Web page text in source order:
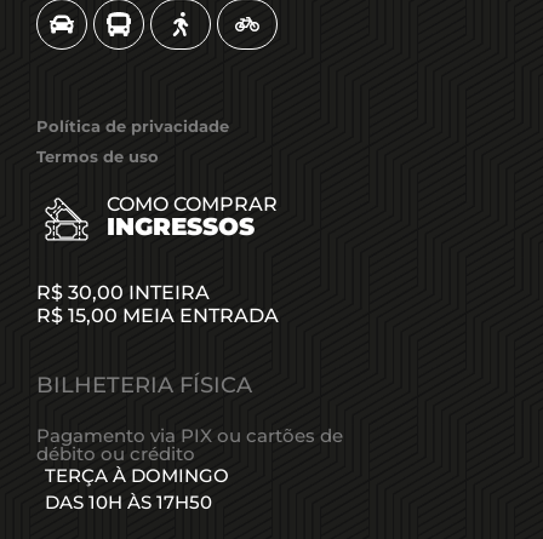
Política de privacidade
Termos de uso
COMO COMPRAR
INGRESSOS
R$ 30,00 INTEIRA
R$ 15,00 MEIA ENTRADA
BILHETERIA FÍSICA
Pagamento via PIX ou cartões de
débito ou crédito
TERÇA À DOMINGO
DAS 10H ÀS 17H50